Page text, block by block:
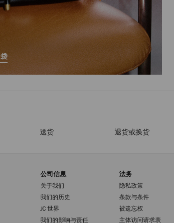
送货 退货或换货
公司信息
关于我们
我们的历史
JC 世界
我们的影响与责任
法务
隐私政策
条款与条件
被遗忘权
主体访问请求表